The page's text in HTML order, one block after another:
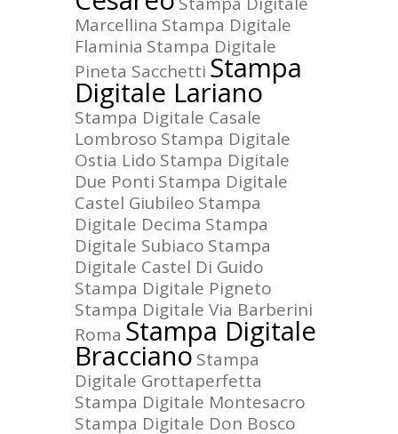
Marcellina Stampa Digitale
Flaminia Stampa Digitale
Pineta Sacchetti Stampa
Digitale Lariano
Stampa Digitale Casale
Lombroso Stampa Digitale
Ostia Lido Stampa Digitale
Due Ponti Stampa Digitale
Castel Giubileo Stampa
Digitale Decima Stampa
Digitale Subiaco Stampa
Digitale Castel Di Guido
Stampa Digitale Pigneto
Stampa Digitale Via Barberini
Roma Stampa Digitale
Bracciano Stampa
Digitale Grottaperfetta
Stampa Digitale Montesacro
Stampa Digitale Don Bosco